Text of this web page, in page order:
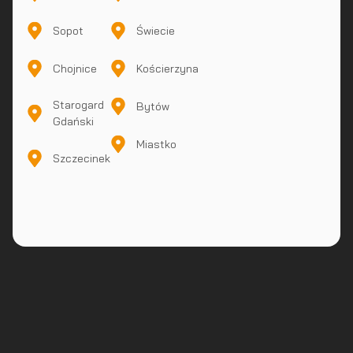
Sopot
Chojnice
Starogard
Gdański
Szczecinek
Świecie
Kościerzyna
Bytów
Miastko